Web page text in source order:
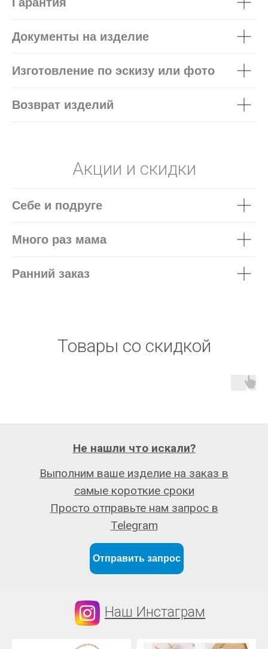
Документы на изделие
Изготовление по эскизу или фото
Возврат изделий
Акции и скидки
Себе и подруге
Много раз мама
Ранний заказ
Товары со скидкой
Отправить запрос
Выполним ваше изделие на заказ в
самые короткие сроки
Просто отправьте нам запрос в
Telegram
Не нашли что искали?
Наш Инстаграм